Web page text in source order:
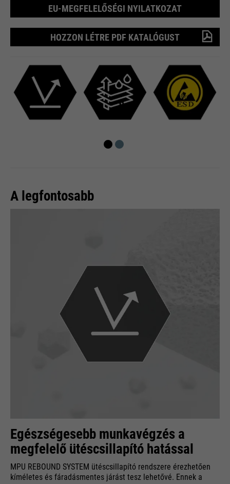
EU-MEGFELELŐSÉGI NYILATKOZAT
HOZZON LÉTRE PDF KATALÓGUST
A legfontosabb
Egészségesebb munkavégzés a
megfelelő ütéscsillapító hatással
MPU REBOUND SYSTEM ütéscsillapító rendszere érezhetően
kíméletes és fáradásmentes járást tesz lehetővé. Ennek a